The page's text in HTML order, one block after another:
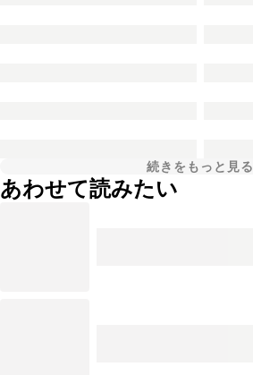
続きをもっと見る
あわせて読みたい